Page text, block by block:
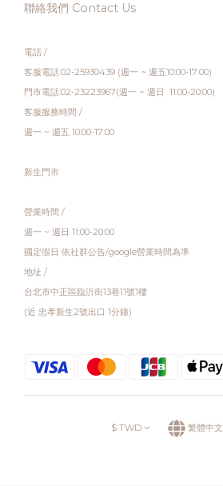
聯絡我們 Contact Us
電話 /
客服電話:02-25930439 (週一 ~ 週五10:00-17:00)
門市電話:02-23223967(週一 ~ 週日 11:00-20:00)
客服服務時間 /
週一 ~ 週五 10:00-17:00
新生門市
營業時間 /
週一 ~ 週日 11:00-20:00
國定假日 依社群公告/google營業時間為準
地址 /
台北市中正區臨沂街13巷11號1樓
(近 忠孝新生2號出口 1分鐘)
$ TWD 繁體中文